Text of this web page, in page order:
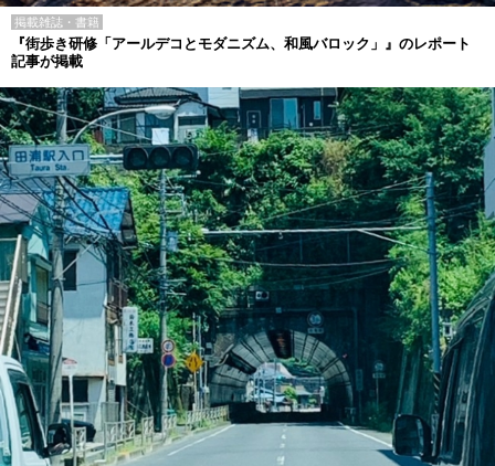
掲載雑誌・書籍
『街歩き研修「アールデコとモダニズム、和風バロック」』のレポート
記事が掲載